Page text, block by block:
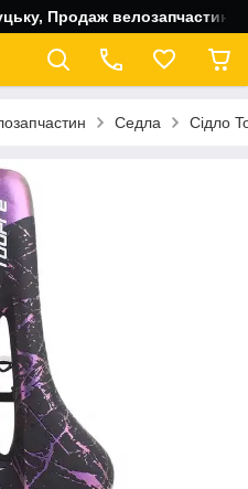
Продаж велозапчастин,
Седла Сідло